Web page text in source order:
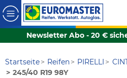
Newsletter Abo - 20 €
Startseite Reifen PIRELLI
245/40 R19 98Y